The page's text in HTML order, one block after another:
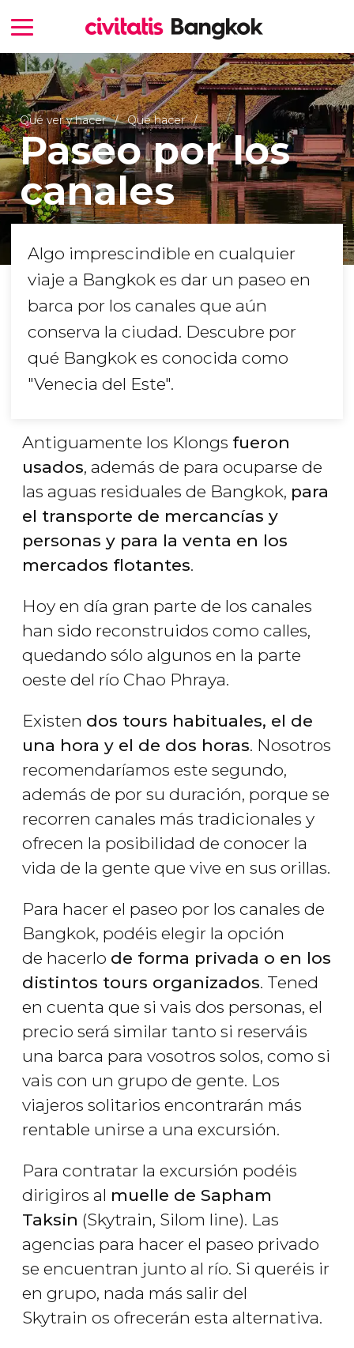
Qué ver y hacer Qué hacer
Paseo por los
canales
Algo imprescindible en cualquier
viaje a Bangkok es dar un paseo en
barca por los canales que aún
conserva la ciudad. Descubre por
qué Bangkok es conocida como
"Venecia del Este".
Antiguamente los Klongs fueron
usados, además de para ocuparse de
las aguas residuales de Bangkok, para
el transporte de mercancías y
personas y para la venta en los
mercados flotantes.
Hoy en día gran parte de los canales
han sido reconstruidos como calles,
quedando sólo algunos en la parte
oeste del río Chao Phraya.
Existen dos tours habituales, el de
una hora y el de dos horas. Nosotros
recomendaríamos este segundo,
además de por su duración, porque se
recorren canales más tradicionales y
ofrecen la posibilidad de conocer la
vida de la gente que vive en sus orillas.
Para hacer el paseo por los canales de
Bangkok, podéis elegir la opción
de hacerlo de forma privada o en los
distintos tours organizados. Tened
en cuenta que si vais dos personas, el
precio será similar tanto si reserváis
una barca para vosotros solos, como si
vais con un grupo de gente. Los
viajeros solitarios encontrarán más
rentable unirse a una excursión.
Para contratar la excursión podéis
dirigiros al muelle de Sapham
Taksin (Skytrain, Silom line). Las
agencias para hacer el paseo privado
se encuentran junto al río. Si queréis ir
en grupo, nada más salir del
Skytrain os ofrecerán esta alternativa.